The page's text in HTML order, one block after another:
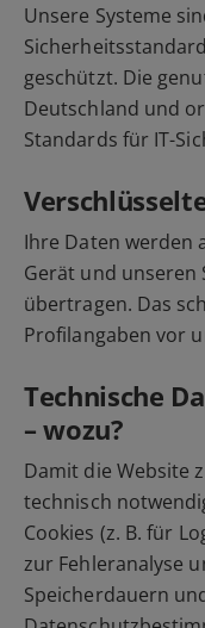
Unsere Systeme
geschützt. Die
Deutschland und
Standards für IT-
Ihre Daten werden
Gerät und unseren
übertragen. Das
Profilangaben vor
Technische
– wozu?
Damit die Website
technisch
Cookies (z. B. für
zur Fehleranalyse
Speicherdauern